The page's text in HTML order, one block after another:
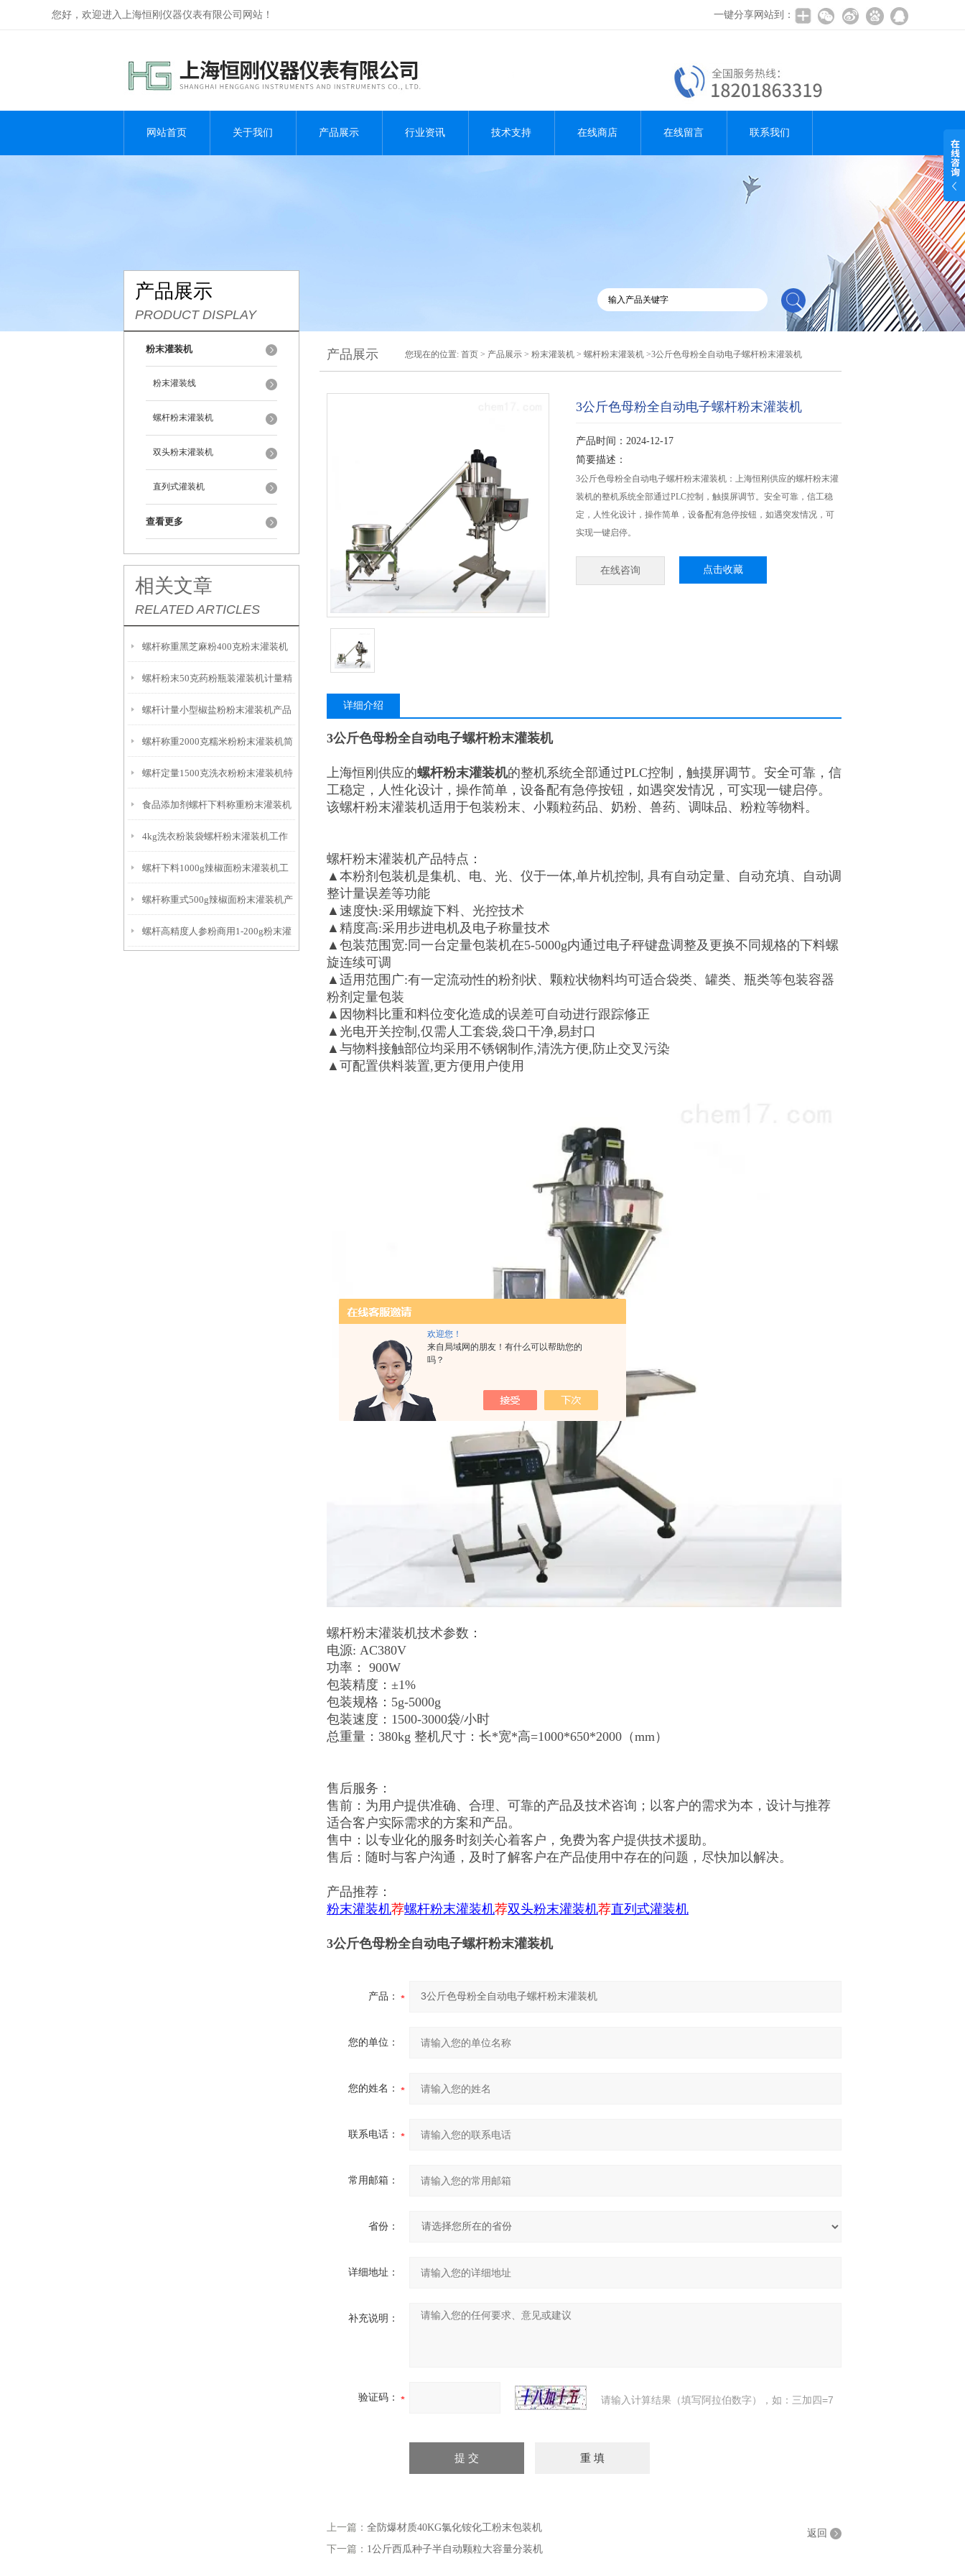
欢迎您！
来自局域网的朋友！有什么可以帮助您的
吗？
您好，欢迎进入上海恒刚仪器仪表有限公司网站！ 一键分享网站到：
网站首页 关于我们 产品展示 行业资讯 技术支持 在线商店 在线留言 联系我们
产品展示
PRODUCT DISPLAY
粉末灌装机
粉末灌装线
螺杆粉末灌装机
双头粉末灌装机
直列式灌装机
查看更多
相关文章
RELATED ARTICLES
螺杆称重黑芝麻粉400克粉末灌装机
产品简介
螺杆粉末50克药粉瓶装灌装机计量精
准
螺杆计量小型椒盐粉粉末灌装机产品
简介
螺杆称重2000克糯米粉粉末灌装机简
介
螺杆定量1500克洗衣粉粉末灌装机特
点
食品添加剂螺杆下料称重粉末灌装机
厂家
4kg洗衣粉装袋螺杆粉末灌装机工作
原理
螺杆下料1000g辣椒面粉末灌装机工
作原理
螺杆称重式500g辣椒面粉末灌装机产
品简介
螺杆高精度人参粉商用1-200g粉末灌
产品展示 您现在的位置: 首页 > 产品展示 > 粉末灌装机 > 螺杆粉末灌装机 >3公斤色母粉全自动电子螺杆粉末灌装机
3公斤色母粉全自动电子螺杆粉末灌装机
产品时间：2024-12-17
简要描述：
3公斤色母粉全自动电子螺杆粉末灌装机：上海恒刚供应的螺杆粉末灌
装机的整机系统全部通过PLC控制，触摸屏调节。安全可靠，信工稳
定，人性化设计，操作简单，设备配有急停按钮，如遇突发情况，可
实现一键启停。
在线咨询 点击收藏
详细介绍
3公斤色母粉全自动电子螺杆粉末灌装机
上海恒刚供应的螺杆粉末灌装机的整机系统全部通过PLC控制，触摸屏调节。安全可靠，信
工稳定，人性化设计，操作简单，设备配有急停按钮，如遇突发情况，可实现一键启停。
该螺杆粉末灌装机适用于包装粉末、小颗粒药品、奶粉、兽药、调味品、粉粒等物料。
螺杆粉末灌装机产品特点：
▲本粉剂包装机是集机、电、光、仪于一体,单片机控制, 具有自动定量、自动充填、自动调
整计量误差等功能
▲速度快:采用螺旋下料、光控技术
▲精度高:采用步进电机及电子称量技术
▲包装范围宽:同一台定量包装机在5-5000g内通过电子秤键盘调整及更换不同规格的下料螺
旋连续可调
▲适用范围广:有一定流动性的粉剂状、颗粒状物料均可适合袋类、罐类、瓶类等包装容器
粉剂定量包装
▲因物料比重和料位变化造成的误差可自动进行跟踪修正
▲光电开关控制,仅需人工套袋,袋口干净,易封口
▲与物料接触部位均采用不锈钢制作,清洗方便,防止交叉污染
▲可配置供料装置,更方便用户使用
螺杆粉末灌装机技术参数：
电源: AC380V
功率： 900W
包装精度：±1%
包装规格：5g-5000g
包装速度：1500-3000袋/小时
总重量：380kg 整机尺寸：长*宽*高=1000*650*2000（mm）
售后服务：
售前：为用户提供准确、合理、可靠的产品及技术咨询；以客户的需求为本，设计与推荐
适合客户实际需求的方案和产品。
售中：以专业化的服务时刻关心着客户，免费为客户提供技术援助。
售后：随时与客户沟通，及时了解客户在产品使用中存在的问题，尽快加以解决。
产品推荐：
粉末灌装机荐螺杆粉末灌装机荐双头粉末灌装机荐直列式灌装机
3公斤色母粉全自动电子螺杆粉末灌装机
产品：
您的单位：
您的姓名：
联系电话：
常用邮箱：
省份：
详细地址：
补充说明：
验证码： 请输入计算结果（填写阿拉伯数字），如：三加四=7
上一篇： 全防爆材质40KG氯化铵化工粉末包装机
下一篇： 1公斤西瓜种子半自动颗粒大容量分装机
返回